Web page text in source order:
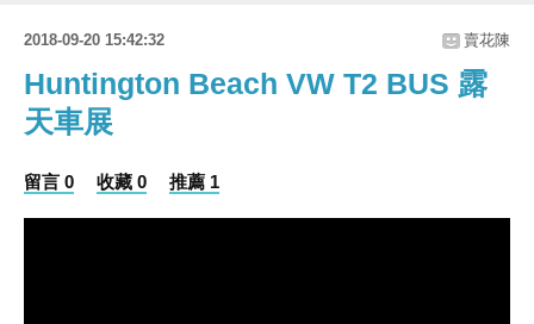
2018-09-20 15:42:32 賣花陳
Huntington Beach VW T2 BUS 露
天車展
留言 0 收藏 0 推薦 1